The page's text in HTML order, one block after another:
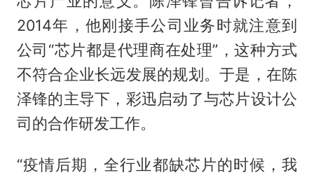
2014年，他刚接手公司业务时就注意到
公司“芯片都是代理商在处理”，这种方式
不符合企业长远发展的规划。于是，在陈
泽锋的主导下，彩迅启动了与芯片设计公
司的合作研发工作。
“疫情后期，全行业都缺芯片的时候，我